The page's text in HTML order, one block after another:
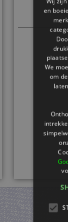
en
We
om